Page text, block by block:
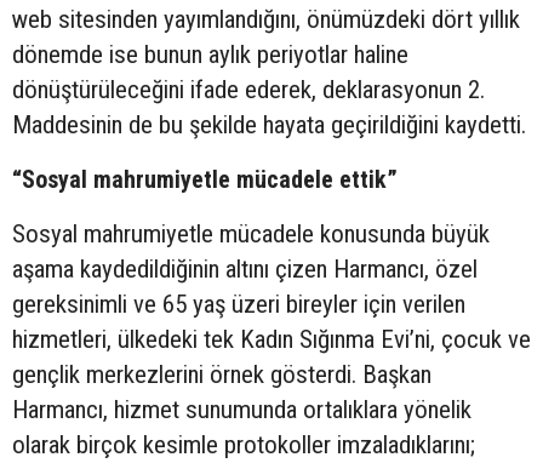
web sitesinden yayımlandığını, önümüzdeki dört yıllık
dönemde ise bunun aylık periyotlar haline
dönüştürüleceğini ifade ederek, deklarasyonun 2.
Maddesinin de bu şekilde hayata geçirildiğini kaydetti.
“Sosyal mahrumiyetle mücadele ettik”
Sosyal mahrumiyetle mücadele konusunda büyük
aşama kaydedildiğinin altını çizen Harmancı, özel
gereksinimli ve 65 yaş üzeri bireyler için verilen
hizmetleri, ülkedeki tek Kadın Sığınma Evi’ni, çocuk ve
gençlik merkezlerini örnek gösterdi. Başkan
Harmancı, hizmet sunumunda ortalıklara yönelik
olarak birçok kesimle protokoller imzaladıklarını;